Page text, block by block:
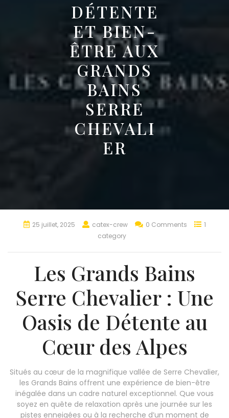
DÉTENTE
ET BIEN-
ÊTRE AUX
GRANDS
BAINS
SERRE
CHEVALI
ER
25 juillet, 2025 catex-crew 0 Comments
1
category
Les Grands Bains
Serre Chevalier : Une
Oasis de Détente au
Cœur des Alpes
Situés au cœur de la magnifique vallée de Serre Chevalier,
les Grands Bains offrent une expérience de bien-être
inégalée dans un cadre naturel exceptionnel. Que vous
soyez en quête de relaxation après une journée sur les
pistes enneigées ou à la recherche d’un moment de